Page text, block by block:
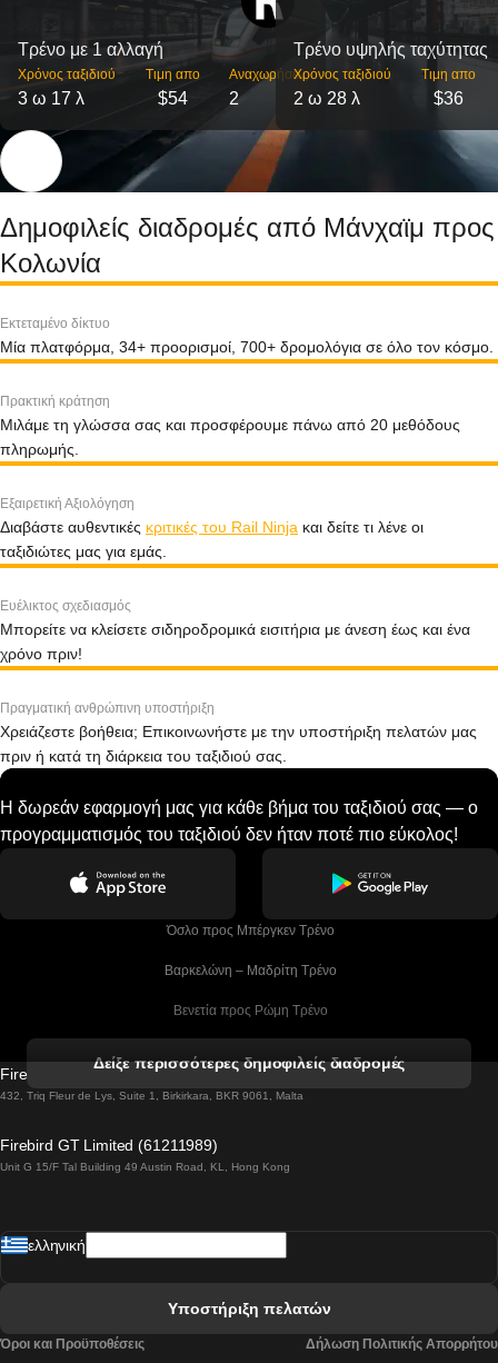
Τρένο με 1 αλλαγή
Χρόνος ταξιδιού
3 ω 17 λ
Τιμη απο
$54
Αναχωρήσεις
2
Τρένο υψηλής ταχύτητας
Χρόνος ταξιδιού
2 ω 28 λ
Τιμη απο
$36
Δημοφιλείς διαδρομές από Μάνχαϊμ προς
Κολωνία
Εκτεταμένο δίκτυο
Μία πλατφόρμα, 34+ προορισμοί, 700+ δρομολόγια σε όλο τον κόσμο.
Πρακτική κράτηση
Μιλάμε τη γλώσσα σας και προσφέρουμε πάνω από 20 μεθόδους
πληρωμής.
Εξαιρετική Αξιολόγηση
Διαβάστε αυθεντικές κριτικές του Rail Ninja και δείτε τι λένε οι
ταξιδιώτες μας για εμάς.
Ευέλικτος σχεδιασμός
Μπορείτε να κλείσετε σιδηροδρομικά εισιτήρια με άνεση έως και ένα
χρόνο πριν!
Πραγματική ανθρώπινη υποστήριξη
Χρειάζεστε βοήθεια; Επικοινωνήστε με την υποστήριξη πελατών μας
πριν ή κατά τη διάρκεια του ταξιδιού σας.
Η δωρεάν εφαρμογή μας για κάθε βήμα του ταξιδιού σας — ο
προγραμματισμός του ταξιδιού δεν ήταν ποτέ πιο εύκολος!
Όσλο προς Μπέργκεν Tρένο
Βαρκελώνη – Μαδρίτη Tρένο
Βενετία προς Ρώμη Τρένο
Βιέννη προς Σάλτσμπουργκ Τρένα
Βουδαπέστη προς Πράγα Tρένο
Δείξε περισσότερες δημοφιλείς διαδρομές
Firebird GT Limited (OC 1451)
432, Triq Fleur de Lys, Suite 1, Birkirkara, BKR 9061, Malta
Firebird GT Limited (61211989)
Unit G 15/F Tal Building 49 Austin Road, KL, Hong Kong
ελληνική
Υποστήριξη πελατών
Όροι και Προϋποθέσεις Δήλωση Πολιτικής Απορρήτου